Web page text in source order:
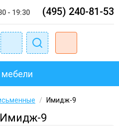
- 19:30 (495) 240-81-53
мебели
/ Имидж-9
9